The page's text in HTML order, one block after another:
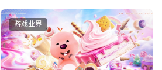
游戏业界